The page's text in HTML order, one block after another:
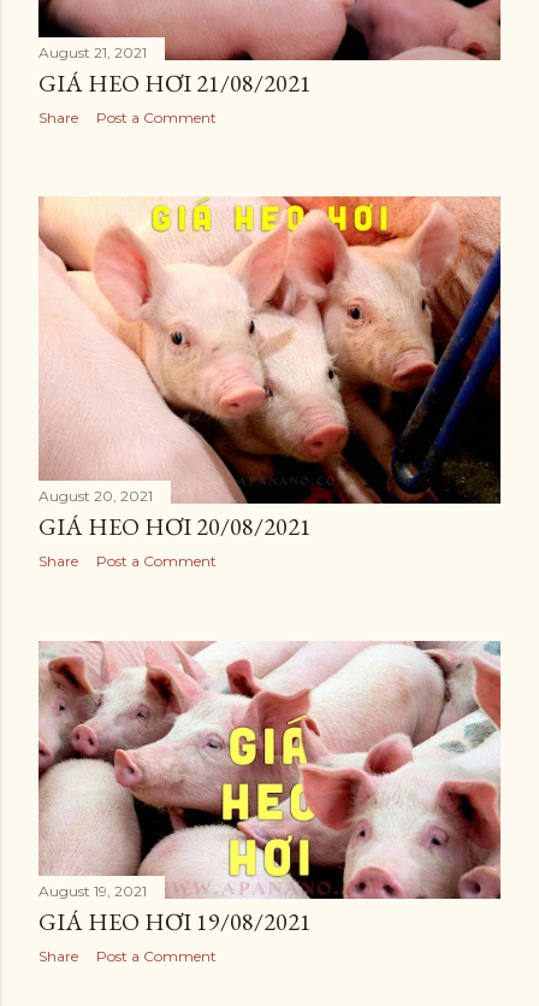
August 21, 2021
GIÁ HEO HƠI 21/08/2021
Share Post a Comment
August 20, 2021
GIÁ HEO HƠI 20/08/2021
Share Post a Comment
August 19, 2021
GIÁ HEO HƠI 19/08/2021
Share Post a Comment